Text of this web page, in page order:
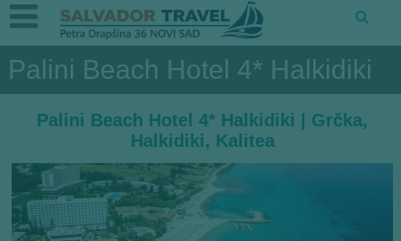
Palini Beach Hotel 4* Halkidiki
Palini Beach Hotel 4* Halkidiki | Grčka,
Halkidiki, Kalitea